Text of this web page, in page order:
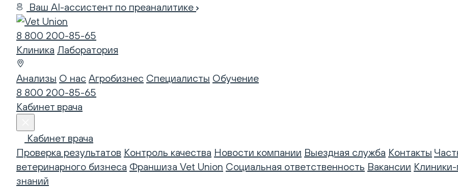
Ваш AI-ассистент по преаналитике
8 800 200-85-65
Клиника Лаборатория
Анализы О нас Агробизнес Специалисты Обучение
8 800 200-85-65
Кабинет врача
Кабинет врача
Проверка результатов Контроль качества Новости компании Выездная служба Контакты
ветеринарного бизнеса Франшиза Vet Union Социальная ответственность Вакансии
знаний